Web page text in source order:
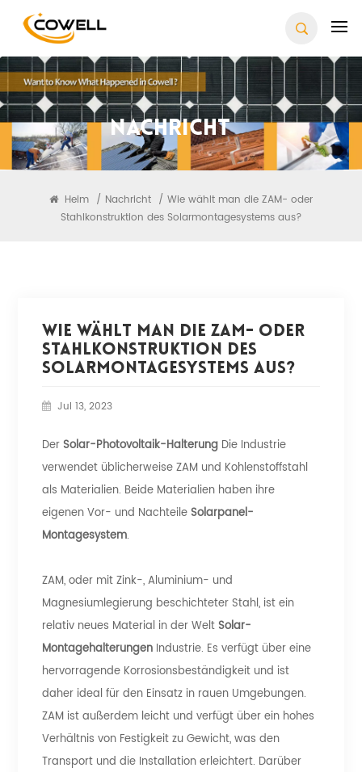
Nachricht
Heim / Nachricht / Wie wählt man die ZAM- oder
Stahlkonstruktion des Solarmontagesystems aus?
Wie Wählt Man Die ZAM- Oder
Stahlkonstruktion Des
Solarmontagesystems Aus?
Jul 13, 2023
DerSolar-Photovoltaik-Halterung Die Industrie
verwendet üblicherweise ZAM und Kohlenstoffstahl
als Materialien. Beide Materialien haben ihre
eigenen Vor- und NachteileSolarpanel-
Montagesystem.
ZAM, oder mit Zink-, Aluminium- und
Magnesiumlegierung beschichteter Stahl, ist ein
relativ neues Material in der WeltSolar-
Montagehalterungen Industrie. Es verfügt über eine
hervorragende Korrosionsbeständigkeit und ist
daher ideal für den Einsatz in rauen Umgebungen.
ZAM ist außerdem leicht und verfügt über ein hohes
Verhältnis von Festigkeit zu Gewicht, was den
Transport und die Installation erleichtert. Darüber